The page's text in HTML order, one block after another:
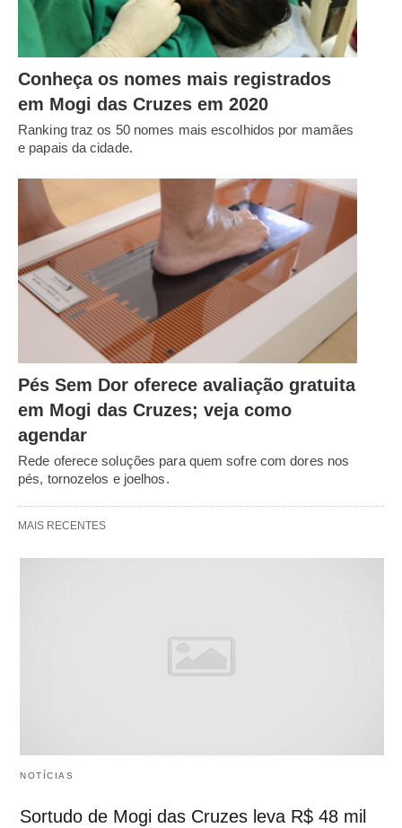
Conheça os nomes mais registrados
em Mogi das Cruzes em 2020
Ranking traz os 50 nomes mais escolhidos por mamães
e papais da cidade.
Pés Sem Dor oferece avaliação gratuita
em Mogi das Cruzes; veja como
agendar
Rede oferece soluções para quem sofre com dores nos
pés, tornozelos e joelhos.
MAIS RECENTES
NOTÍCIAS
Sortudo de Mogi das Cruzes leva R$ 48 mil